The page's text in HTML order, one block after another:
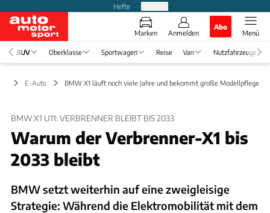
Hefte
Marken Anmelden
Abo
Menü
SUV Oberklasse Sportwagen Reise Van Nutzfahrzeuge
E-Auto BMW X1 läuft noch viele Jahre und bekommt große Modellpflege
BMW X1 U11: VERBRENNER BLEIBT BIS 2033
Warum der Verbrenner-X1 bis
2033 bleibt
BMW setzt weiterhin auf eine zweigleisige
Strategie: Während die Elektromobilität mit dem